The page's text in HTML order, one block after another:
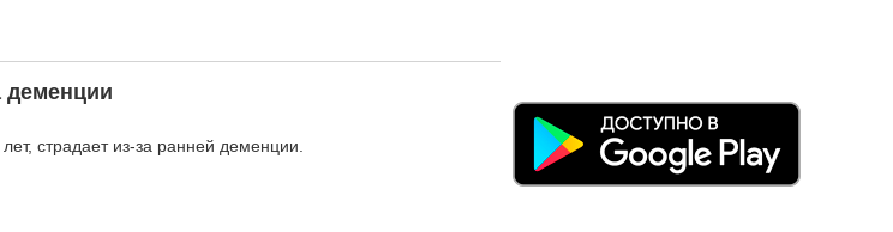
деменции
страдает из-за ранней деменции.